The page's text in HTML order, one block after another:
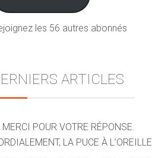
les 56 autres abonnés
ARTICLES
MERCI POUR VOTRE RÉPONSE.
LA PUCE À L’OREILLE